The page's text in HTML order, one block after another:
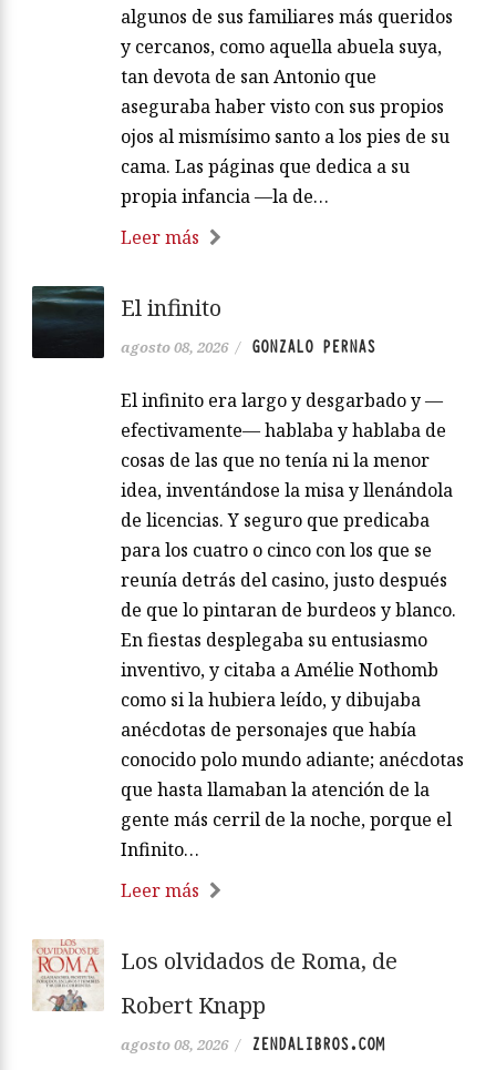
algunos de sus familiares más queridos
y cercanos, como aquella abuela suya,
tan devota de san Antonio que
aseguraba haber visto con sus propios
ojos al mismísimo santo a los pies de su
cama. Las páginas que dedica a su
propia infancia —la de…
Leer más
El infinito
agosto 08, 2026 / GONZALO PERNAS
El infinito era largo y desgarbado y —
efectivamente— hablaba y hablaba de
cosas de las que no tenía ni la menor
idea, inventándose la misa y llenándola
de licencias. Y seguro que predicaba
para los cuatro o cinco con los que se
reunía detrás del casino, justo después
de que lo pintaran de burdeos y blanco.
En fiestas desplegaba su entusiasmo
inventivo, y citaba a Amélie Nothomb
como si la hubiera leído, y dibujaba
anécdotas de personajes que había
conocido polo mundo adiante; anécdotas
que hasta llamaban la atención de la
gente más cerril de la noche, porque el
Infinito…
Leer más
Los olvidados de Roma, de
Robert Knapp
agosto 08, 2026 / ZENDALIBROS.COM